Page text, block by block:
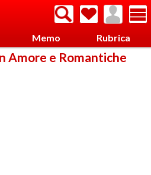
Memo Rubrica
Amore e Romantiche